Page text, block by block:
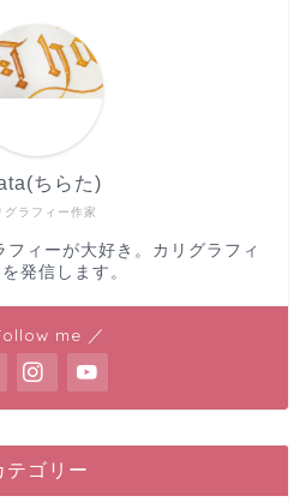
グラフィー作家
ちらた)
ィーが大好き。カリグラフィ
発信します。
me ／
テゴリー